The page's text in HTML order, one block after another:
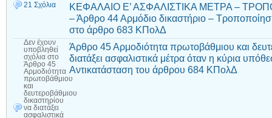
21 Σχόλια
ΚΕΦΑΛΑΙΟ Ε’ ΑΣΦΑΛΙΣΤΙΚΑ ΜΕΤΡΑ –
– Άρθρο 44 Αρμόδιο δικαστήριο –
στο άρθρο 683 ΚΠολΔ
Δεν έχουν
υποβληθεί
σχόλια στο
Άρθρο 45
Αρμοδιότητα
πρωτοβάθμιου
και
δευτεροβάθμιου
δικαστηρίου
να διατάξει
ασφαλιστικά
Άρθρο 45 Αρμοδιότητα πρωτοβάθμιου και
διατάξει ασφαλιστικά μέτρα όταν η κύρια
Αντικατάσταση του άρθρου 684 ΚΠολΔ